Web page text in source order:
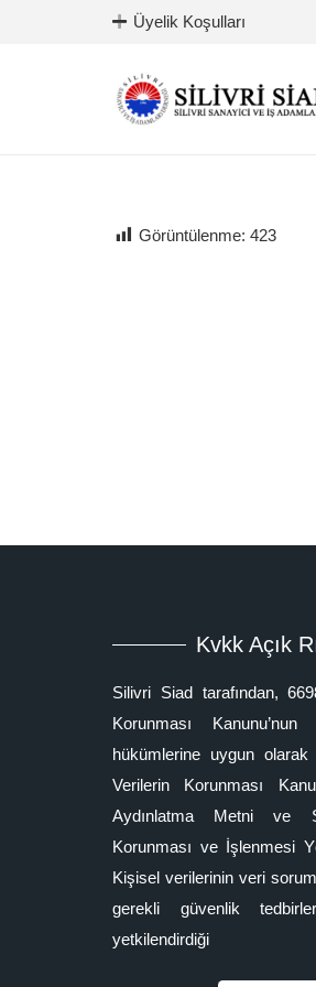
Üyelik Koşulları
Görüntülenme: 423
Kvkk Açık
Silivri Siad tarafından,
Korunması
hükümlerine uygun
Verilerin Korunması
Aydınlatma Metni ve
Korunması ve İşlenmesi
Kişisel verilerinin veri
gerekli güvenlik
yetkilendirdiği